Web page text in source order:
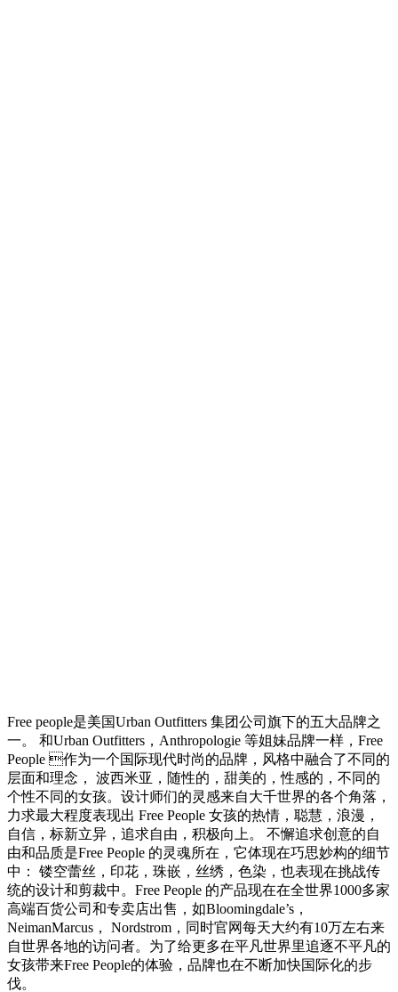
Free people是美国Urban Outfitters 集团公司旗下的五大品牌之
一。 和Urban Outfitters，Anthropologie 等姐妹品牌一样，Free
People 作为一个国际现代时尚的品牌，风格中融合了不同的
层面和理念， 波西米亚，随性的，甜美的，性感的，不同的
个性不同的女孩。设计师们的灵感来自大千世界的各个角落，
力求最大程度表现出 Free People 女孩的热情，聪慧，浪漫，
自信，标新立异，追求自由，积极向上。 不懈追求创意的自
由和品质是Free People 的灵魂所在，它体现在巧思妙构的细节
中： 镂空蕾丝，印花，珠嵌，丝绣，色染，也表现在挑战传
统的设计和剪裁中。Free People 的产品现在在全世界1000多家
高端百货公司和专卖店出售，如Bloomingdale’s，
NeimanMarcus， Nordstrom，同时官网每天大约有10万左右来
自世界各地的访问者。为了给更多在平凡世界里追逐不平凡的
女孩带来Free People的体验，品牌也在不断加快国际化的步
伐。